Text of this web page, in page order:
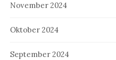
November 2024
Oktober 2024
September 2024